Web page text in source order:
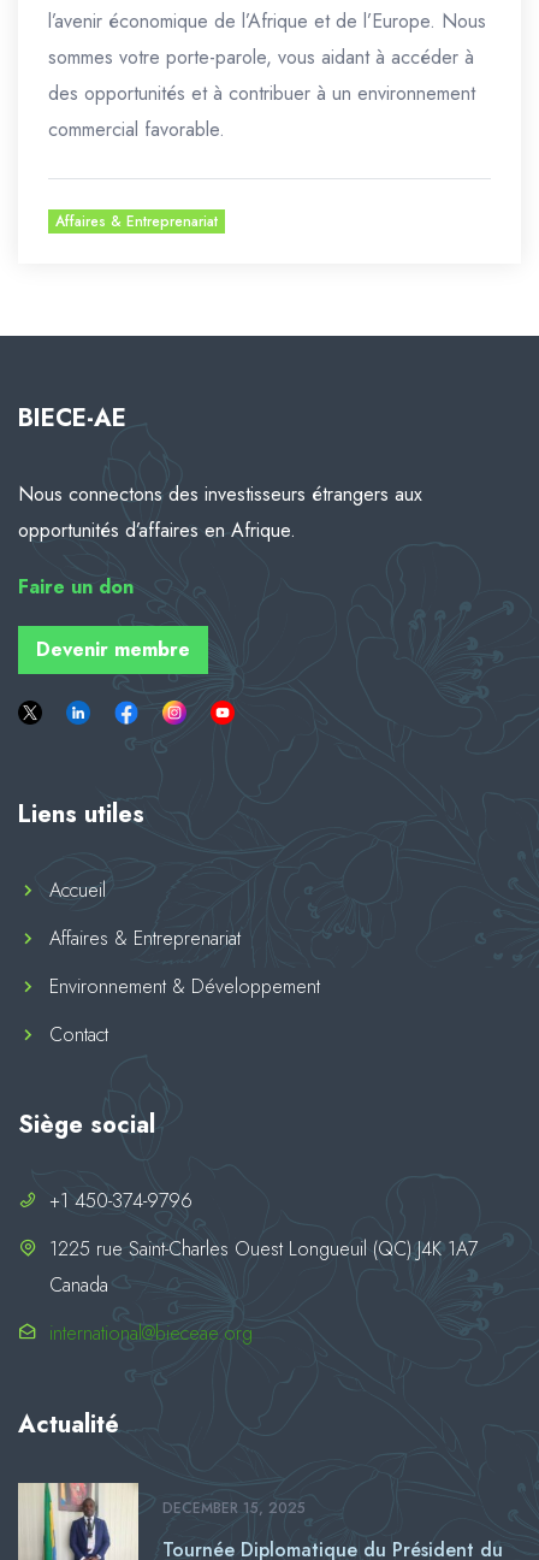
l’avenir économique de l’Afrique et de l’Europe. Nous
sommes votre porte-parole, vous aidant à accéder à
des opportunités et à contribuer à un environnement
commercial favorable.
Affaires & Entreprenariat
BIECE-AE
Nous connectons des investisseurs étrangers aux
opportunités d’affaires en Afrique.
Faire un don
Devenir membre
Liens utiles
Accueil
Affaires & Entreprenariat
Environnement & Développement
Contact
Siège social
+1 450-374-9796
1225 rue Saint-Charles Ouest Longueuil (QC) J4K 1A7
Canada
international@bieceae.org
Actualité
DECEMBER 15, 2025
Tournée Diplomatique du Président du